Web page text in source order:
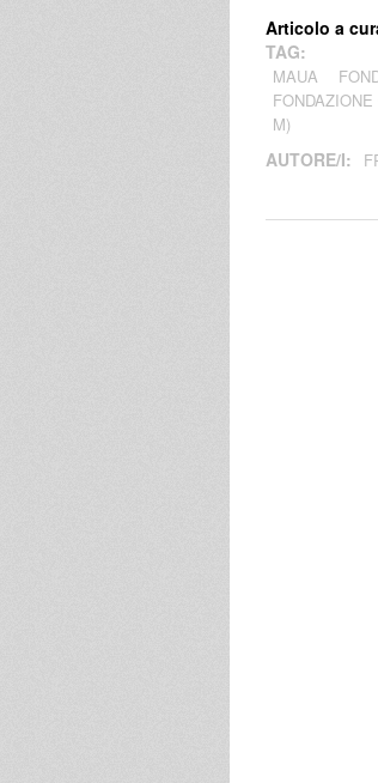
Articolo a
TAG:
MAUA
M)
AUTORE/I: